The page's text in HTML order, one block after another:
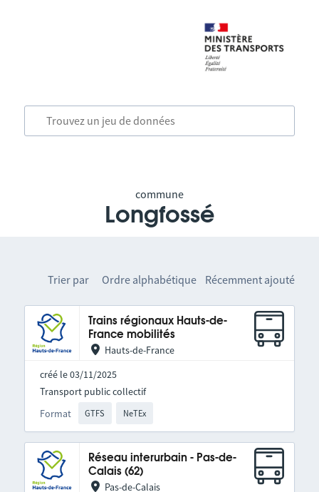
commune
Longfossé
Trier par Ordre alphabétique Récemment ajouté
Trains régionaux Hauts-de-
France mobilités
Hauts-de-France
créé le 03/11/2025
Format GTFS NeTEx
Transport public collectif
Réseau interurbain - Pas-de-
Calais (62)
Pas-de-Calais